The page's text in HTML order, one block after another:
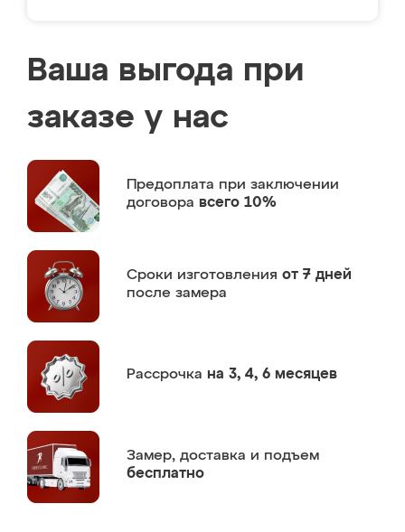
Ваша выгода при
заказе у нас
Предоплата при заключении
договора всего 10%
Сроки изготовления от 7 дней
после замера
Рассрочка на 3, 4, 6 месяцев
Замер, доставка и подъем
бесплатно